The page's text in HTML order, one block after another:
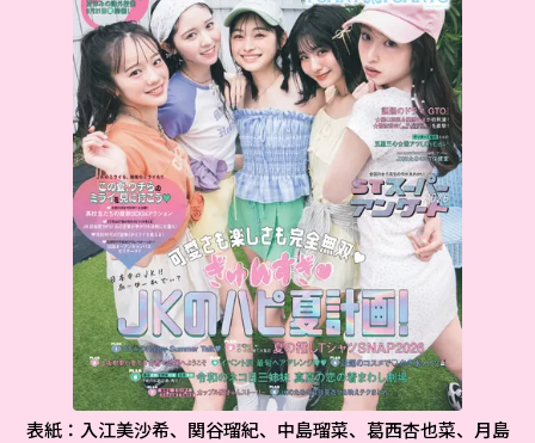
表紙：入江美沙希、関谷瑠紀、中島瑠菜、葛西杏也菜、月島